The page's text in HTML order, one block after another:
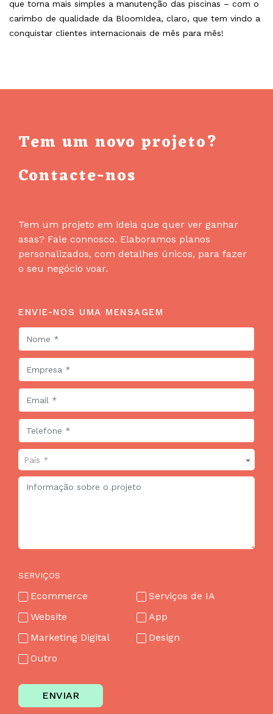
que torna mais simples a manutenção das piscinas – com o
carimbo de qualidade da BloomIdea, claro, que tem vindo a
conquistar clientes internacionais de mês para mês!
Tem um novo projeto?
Contacte-nos
Tem um projeto em ideia que quer ver ganhar
asas? Fale connosco. Elaboramos planos
personalizados, com detalhes únicos, para fazer
o seu negócio voar.
ENVIE-NOS UMA MENSAGEM
País *
SERVIÇOS
Ecommerce
Serviços de IA
Website
App
Marketing Digital
Design
Outro
ENVIAR